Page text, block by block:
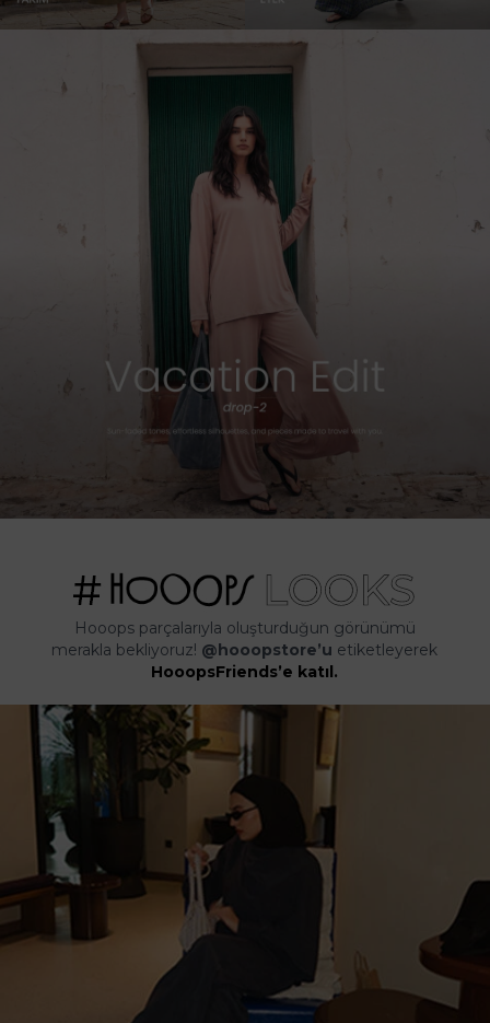
Hooops parçalarıyla oluşturduğun görünümü
merakla bekliyoruz! @hooopstore’u etiketleyerek
HooopsFriends’e katıl.